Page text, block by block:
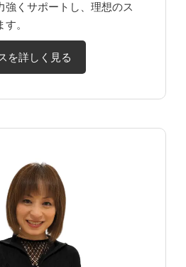
強くサポートし、理想のス
。
を詳しく見る